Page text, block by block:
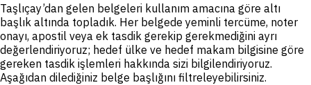
Taşlıçay’dan gelen belgeleri kullanım amacına göre altı
başlık altında topladık. Her belgede yeminli tercüme, noter
onayı, apostil veya ek tasdik gerekip gerekmediğini ayrı
değerlendiriyoruz; hedef ülke ve hedef makam bilgisine göre
gereken tasdik işlemleri hakkında sizi bilgilendiriyoruz.
Aşağıdan dilediğiniz belge başlığını filtreleyebilirsiniz.